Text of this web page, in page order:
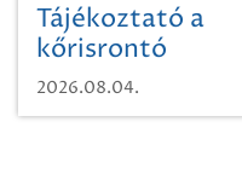
Tájékoztató a
kőrisrontó
2026.08.04.